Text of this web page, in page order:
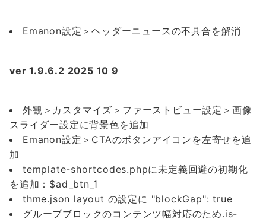
Emanon設定＞ヘッダーニュースの不具合を解消
ver 1.9.6.2 2025 10 9
外観＞カスタマイズ＞ファーストビュー設定＞画像
スライダー設定に背景色を追加
Emanon設定＞CTAのボタンアイコンを左寄せを追
加
template-shortcodes.phpに未定義回避の初期化
を追加：$ad_btn_1
thme.json layout の設定に "blockGap": true
グループブロックのコンテンツ幅対応のため.is-